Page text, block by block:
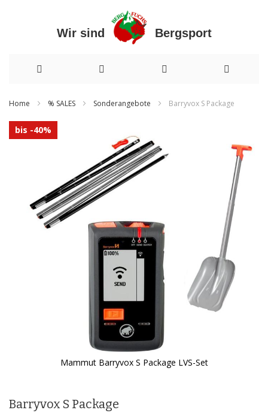
Wir sind Bergsport
Inhalt
Home % SALES Sonderangebote Barryvox S Package
Zum
Ende
Mammut Barryvox S Package LVS-Set
der
Bildergalerie
bis -40%
Barryvox S Package